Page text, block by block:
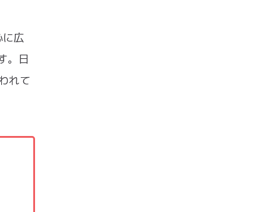
広
。日
れて